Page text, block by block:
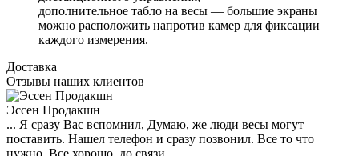
дополнительное табло на весы — большие экраны
можно расположить напротив камер для фиксации
каждого измерения.
Доставка
Отзывы наших клиентов
Эссен Продакшн
... Я сразу Вас вспомнил, Думаю, же люди весы могут
поставить. Нашел телефон и сразу позвонил. Все то что
нужно. Все хорошо, до связи.